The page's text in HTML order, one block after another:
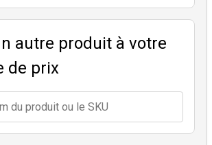
autre produit à votre
de prix